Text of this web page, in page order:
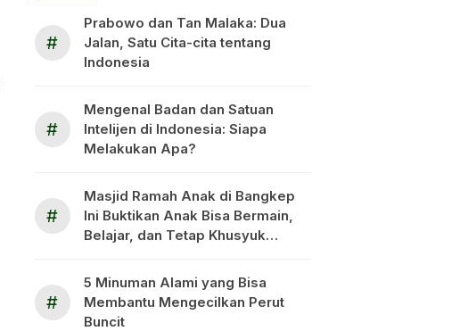
#
Prabowo dan Tan Malaka: Dua
Jalan, Satu Cita-cita tentang
Indonesia
#
Mengenal Badan dan Satuan
Intelijen di Indonesia: Siapa
Melakukan Apa?
#
Masjid Ramah Anak di Bangkep
Ini Buktikan Anak Bisa Bermain,
Belajar, dan Tetap Khusyuk
#
5 Minuman Alami yang Bisa
Membantu Mengecilkan Perut
Buncit